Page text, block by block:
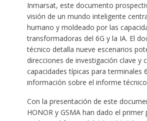
Inmarsat, este documento
visión de un mundo inteligente
humano y moldeado por las
transformadoras del 6G y la IA. El
técnico detalla nueve escenarios
direcciones de investigación clave y
capacidades típicas para terminales
información sobre el informe
Con la presentación de este
HONOR y GSMA han dado el primer